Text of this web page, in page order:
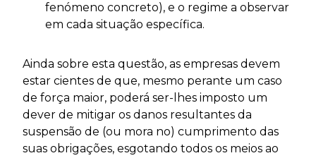
fenómeno concreto), e o regime a observar
em cada situação específica.
Ainda sobre esta questão, as empresas devem
estar cientes de que, mesmo perante um caso
de força maior, poderá ser-lhes imposto um
dever de mitigar os danos resultantes da
suspensão de (ou mora no) cumprimento das
suas obrigações, esgotando todos os meios ao